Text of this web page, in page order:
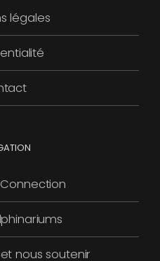
être
choisies
sur
légales
nous soutenir